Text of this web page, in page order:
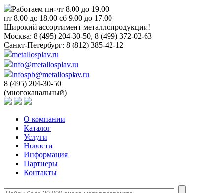
Работаем пн-чт 8.00 до 19.00
пт 8.00 до 18.00 сб 9.00 до 17.00
Широкий ассортимент металлопродукции!
Москва: 8 (495) 204-30-50, 8 (499) 372-02-63
Санкт-Петербург: 8 (812) 385-42-12
metallosplav.ru
info@metallosplav.ru
infospb@metallosplav.ru
8 (495) 204-30-50
(многоканальный)
О компании
Каталог
Услуги
Новости
Информация
Партнеры
Контакты